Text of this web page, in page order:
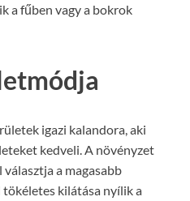
a fűben vagy a bokrok
igazi kalandora, aki
kedveli. A növényzet
a magasabb
kilátása nyílik a